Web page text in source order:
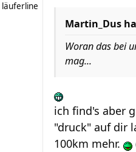
läuferline
Martin_Dus
Woran das bei
mag...
ich find's aber
"druck" auf dir
100km mehr.